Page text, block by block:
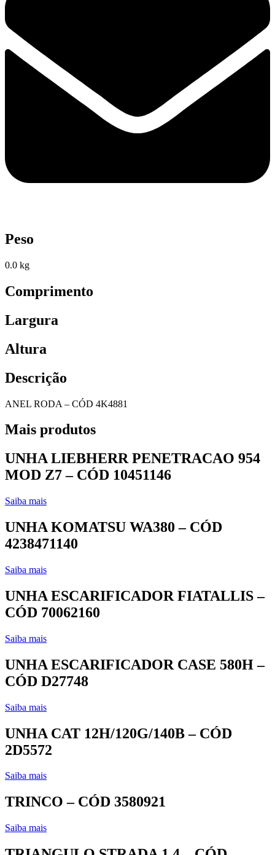
Peso
0.0 kg
Comprimento
Largura
Altura
Descrição
ANEL RODA – CÓD 4K4881
Mais produtos
UNHA LIEBHERR PENETRACAO 954
MOD Z7 – CÓD 10451146
Saiba mais
UNHA KOMATSU WA380 – CÓD
4238471140
Saiba mais
UNHA ESCARIFICADOR FIATALLIS –
CÓD 70062160
Saiba mais
UNHA ESCARIFICADOR CASE 580H –
CÓD D27748
Saiba mais
UNHA CAT 12H/120G/140B – CÓD
2D5572
Saiba mais
TRINCO – CÓD 3580921
Saiba mais